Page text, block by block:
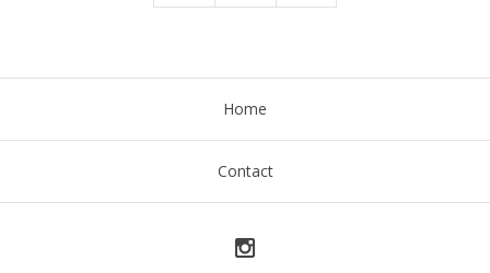
Home
Contact